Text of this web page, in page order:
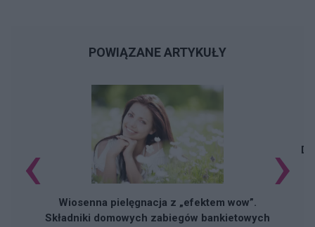
POWIĄZANE ARTYKUŁY
Wiosenna pielęgnacja z „efektem wow”.
Składniki domowych zabiegów bankietowych
‹ ›